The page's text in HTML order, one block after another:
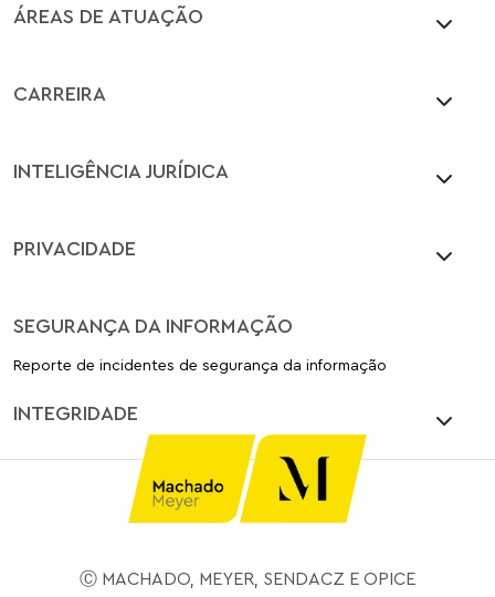
ÁREAS DE ATUAÇÃO
CARREIRA
INTELIGÊNCIA JURÍDICA
PRIVACIDADE
SEGURANÇA DA INFORMAÇÃO
Reporte de incidentes de segurança da informação
INTEGRIDADE
Ⓒ MACHADO, MEYER, SENDACZ E OPICE